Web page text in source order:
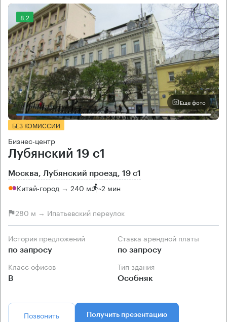
8.2
Еще фото
БЕЗ КОМИССИИ
Бизнес-центр
Лубянский 19 с1
Москва, Лубянский проезд, 19 с1
Китай-город → 240 м ~2 мин
280 м → Ипатьевский переулок
История предложений
по запросу
Ставка арендной платы
по запросу
Класс офисов
B
Тип здания
Особняк
Позвонить Получить презентацию